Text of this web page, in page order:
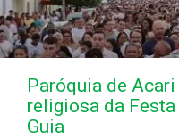
Paróquia de
religiosa da
Guia